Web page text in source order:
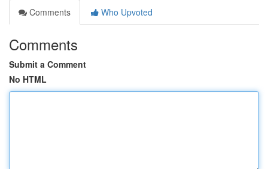
Comments
Who Upvoted
Comments
Submit a Comment
No HTML